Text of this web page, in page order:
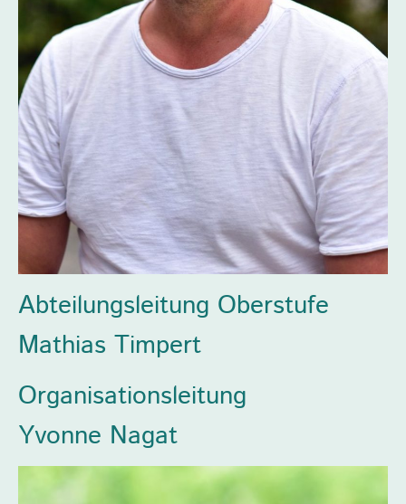
Abteilungsleitung Oberstufe
Mathias Timpert
Organisationsleitung
Yvonne Nagat